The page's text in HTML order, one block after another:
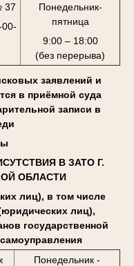
37
Понедельник-
пятница
9:00 – 18:00
(без перерыва)
заявлений и
в приёмной суда
записи в
В ЗАТО Г.
ОБЛАСТИ
лиц), в том числе
лиц),
государственной
Понедельник -